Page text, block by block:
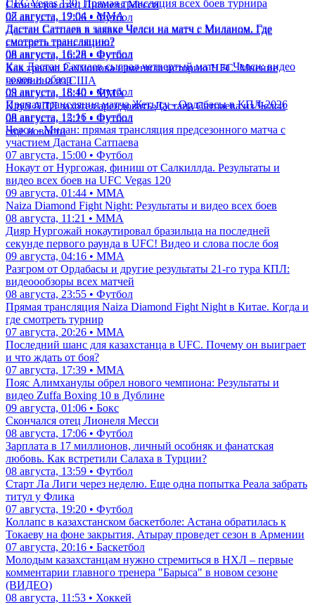
Скончался отец Лионеля Месси
08 августа, 17:06 • Футбол
Дастан Сатпаев в заявке Челси на матч с Миланом. Где
смотреть трансляцию?
08 августа, 16:28 • Футбол
Как травма Рахмонова изменила историю UFC. Мнение
чемпиона из США
08 августа, 16:10 • ММА
Клуб АПЛ захотел арендовать Дастана Сатпаева из Челси
08 августа, 15:21 • Футбол
еще новости
UFC Vegas 120: Прямая трансляция всех боев турнира
07 августа, 19:04 • ММА
Дастан Сатпаев в заявке Челси на матч с Миланом. Где
смотреть трансляцию?
08 августа, 16:28 • Футбол
Как Дастан Сатпаев сыграл четвертый матч за Челси: видео
голов и обзор
09 августа, 18:40 • Футбол
Прямая трансляция матча Жетысу - Ордабасы в КПЛ-2026
08 августа, 12:16 • Футбол
Челси - Милан: прямая трансляция предсезонного матча с
участием Дастана Сатпаева
07 августа, 15:00 • Футбол
Нокаут от Нургожая, финиш от Салкиллда. Результаты и
видео всех боев на UFC Vegas 120
09 августа, 01:44 • ММА
Naiza Diamond Fight Night: Результаты и видео всех боев
08 августа, 11:21 • ММА
Дияр Нургожай нокаутировал бразильца на последней
секунде первого раунда в UFC! Видео и слова после боя
09 августа, 04:16 • ММА
Разгром от Ордабасы и другие результаты 21-го тура КПЛ:
видеоообзоры всех матчей
08 августа, 23:55 • Футбол
Прямая трансляция Naiza Diamond Fight Night в Китае. Когда и
где смотреть турнир
07 августа, 20:26 • ММА
Последний шанс для казахстанца в UFC. Почему он выиграет
и что ждать от боя?
07 августа, 17:39 • ММА
Пояс Алимханулы обрел нового чемпиона: Результаты и
видео Zuffa Boxing 10 в Дублине
09 августа, 01:06 • Бокс
Скончался отец Лионеля Месси
08 августа, 17:06 • Футбол
Зарплата в 17 миллионов, личный особняк и фанатская
любовь. Как встретили Салаха в Турции?
08 августа, 13:59 • Футбол
Старт Ла Лиги через неделю. Еще одна попытка Реала забрать
титул у Флика
07 августа, 19:20 • Футбол
Коллапс в казахстанском баскетболе: Астана обратилась к
Токаеву на фоне закрытия, Атырау проведет сезон в Армении
07 августа, 20:16 • Баскетбол
Молодым казахстанцам нужно стремиться в НХЛ – первые
комментарии главного тренера "Барыса" в новом сезоне
(ВИДЕО)
08 августа, 11:53 • Хоккей